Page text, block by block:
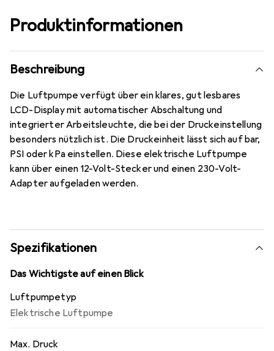
Produktinformationen
Beschreibung
Die Luftpumpe verfügt über ein klares, gut lesbares
LCD-Display mit automatischer Abschaltung und
integrierter Arbeitsleuchte, die bei der Druckeinstellung
besonders nützlich ist. Die Druckeinheit lässt sich auf bar,
PSI oder kPa einstellen. Diese elektrische Luftpumpe
kann über einen 12-Volt-Stecker und einen 230-Volt-
Adapter aufgeladen werden.
Spezifikationen
Das Wichtigste auf einen Blick
Luftpumpetyp
Elektrische Luftpumpe
Max. Druck